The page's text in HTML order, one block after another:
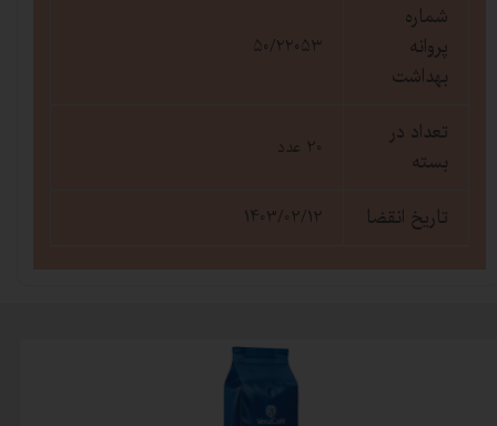
شماره
پروانه
بهداشت
۵۰/۲۲۰۵۳
تعداد در
بسته
20 عدد
تاریخ انقضا 1403/02/12